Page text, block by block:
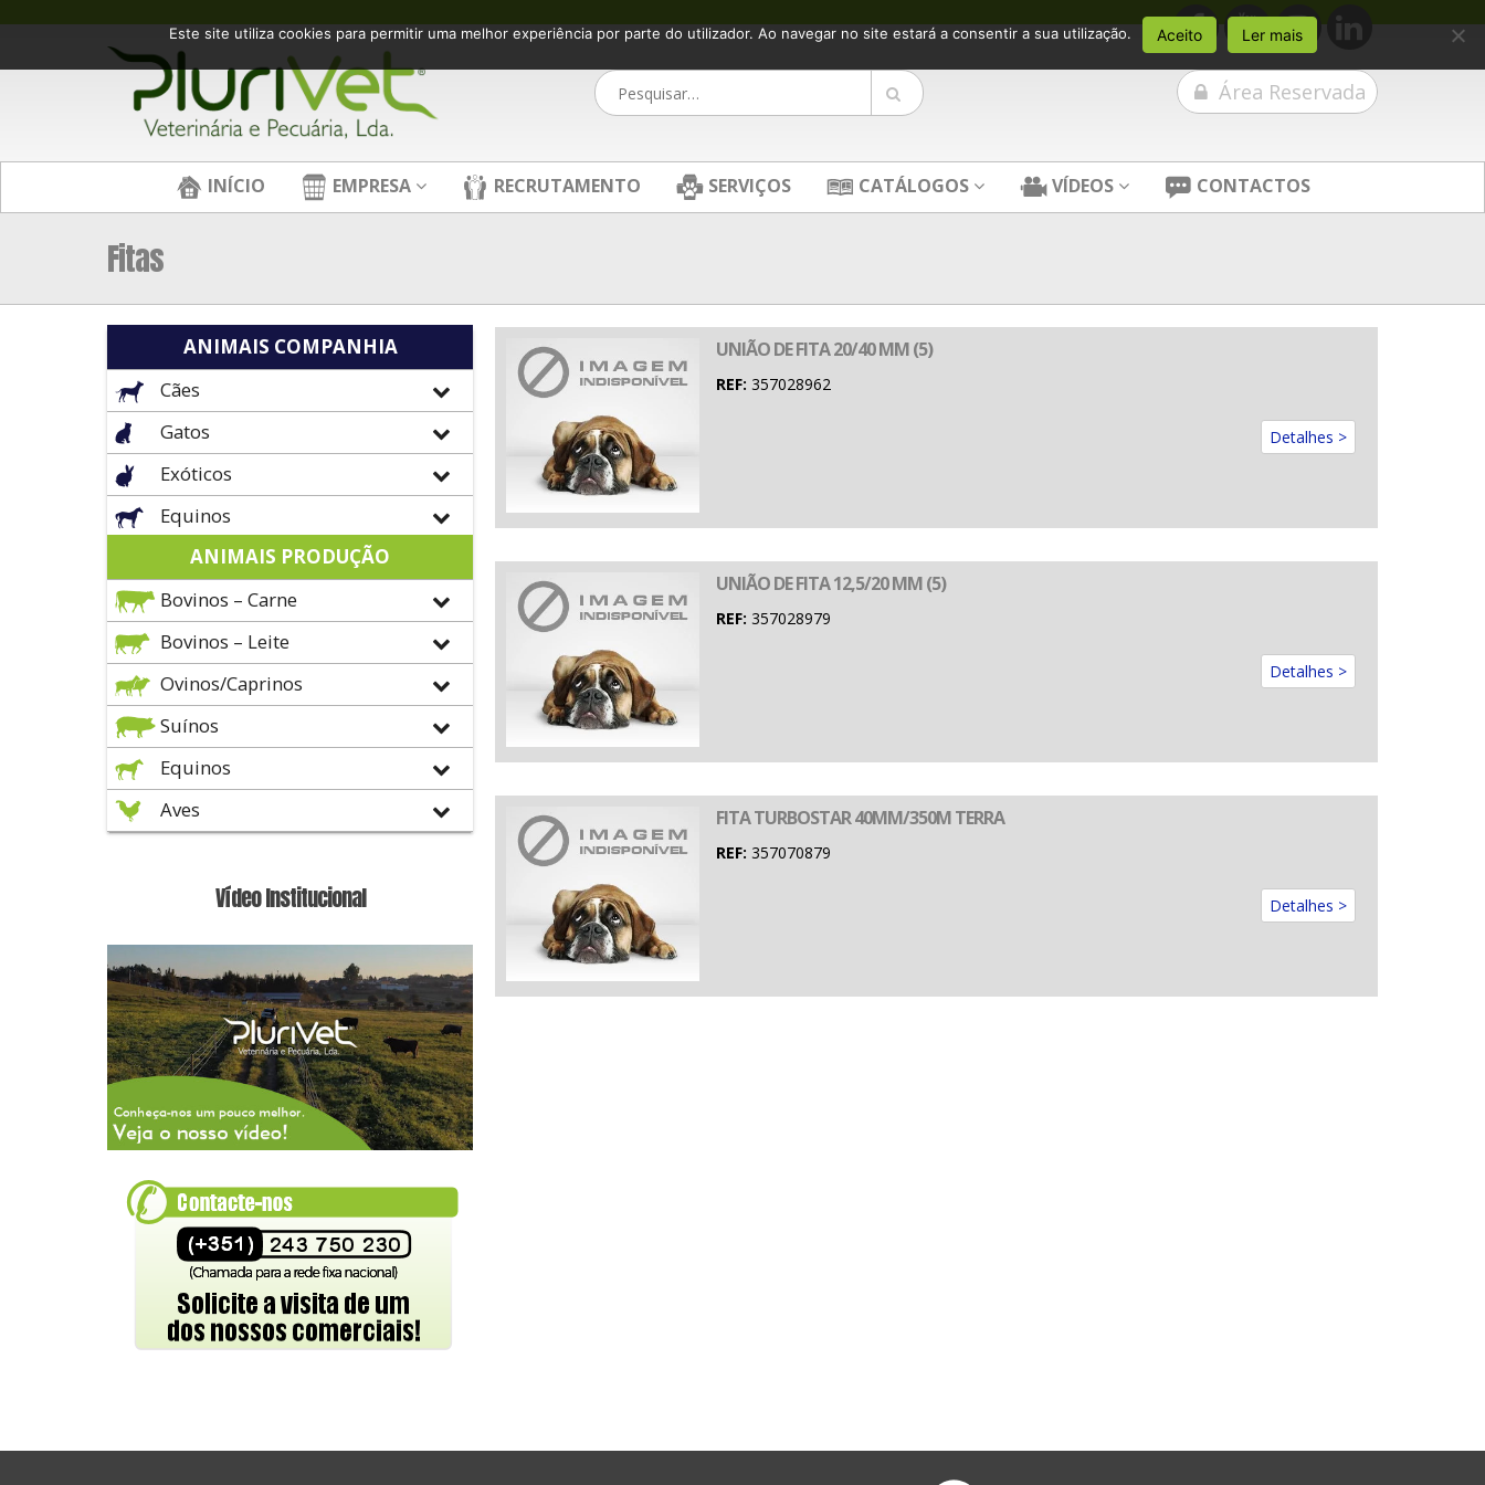
Área Reservada
INÍCIO EMPRESA RECRUTAMENTO SERVIÇOS CATÁLOGOS VÍDEOS CONTACTOS
Fitas
UNIÃO DE FITA 20/40 MM (5)
REF: 357028962
Detalhes >
UNIÃO DE FITA 12,5/20 MM (5)
REF: 357028979
Detalhes >
FITA TURBOSTAR 40MM/350M TERRA
REF: 357070879
Detalhes >
ANIMAIS COMPANHIA
Cães
Gatos
Exóticos
Equinos
ANIMAIS PRODUÇÃO
Bovinos – Carne
Bovinos – Leite
Ovinos/Caprinos
Suínos
Equinos
Aves
Vídeo Institucional
Este site utiliza cookies para permitir uma melhor experiência por parte do utilizador. Ao navegar no site estará a consentir a sua utilização. Aceito Ler mais